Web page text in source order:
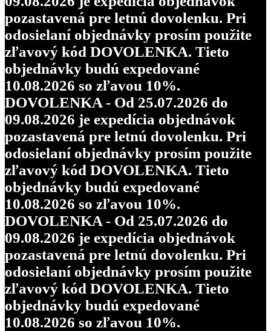
pozastavená pre letnú dovolenku. Pri
odosielaní objednávky prosím použite
zľavový kód DOVOLENKA. Tieto
objednávky budú expedované
10.08.2026 so zľavou 10%.
DOVOLENKA - Od 25.07.2026 do
09.08.2026 je expedícia objednávok
pozastavená pre letnú dovolenku. Pri
odosielaní objednávky prosím použite
zľavový kód DOVOLENKA. Tieto
objednávky budú expedované
10.08.2026 so zľavou 10%.
DOVOLENKA - Od 25.07.2026 do
09.08.2026 je expedícia objednávok
pozastavená pre letnú dovolenku. Pri
odosielaní objednávky prosím použite
zľavový kód DOVOLENKA. Tieto
objednávky budú expedované
10.08.2026 so zľavou 10%.